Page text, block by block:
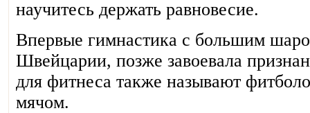
научитесь держать равновесие.
Впервые гимнастика с большим
Швейцарии, позже завоевала
для фитнеса также называют
мячом.